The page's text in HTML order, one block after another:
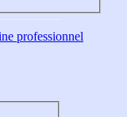
professionnel